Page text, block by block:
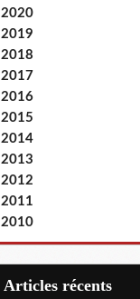
2020
2019
2018
2017
2016
2015
2014
2013
2012
2011
2010
articles récents